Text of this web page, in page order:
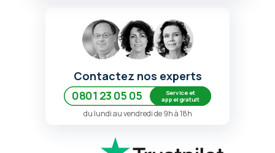
Contactez nos experts
0801 23 05 05
Service et
appel gratuit
du lundi au vendredi de 9h à 18h